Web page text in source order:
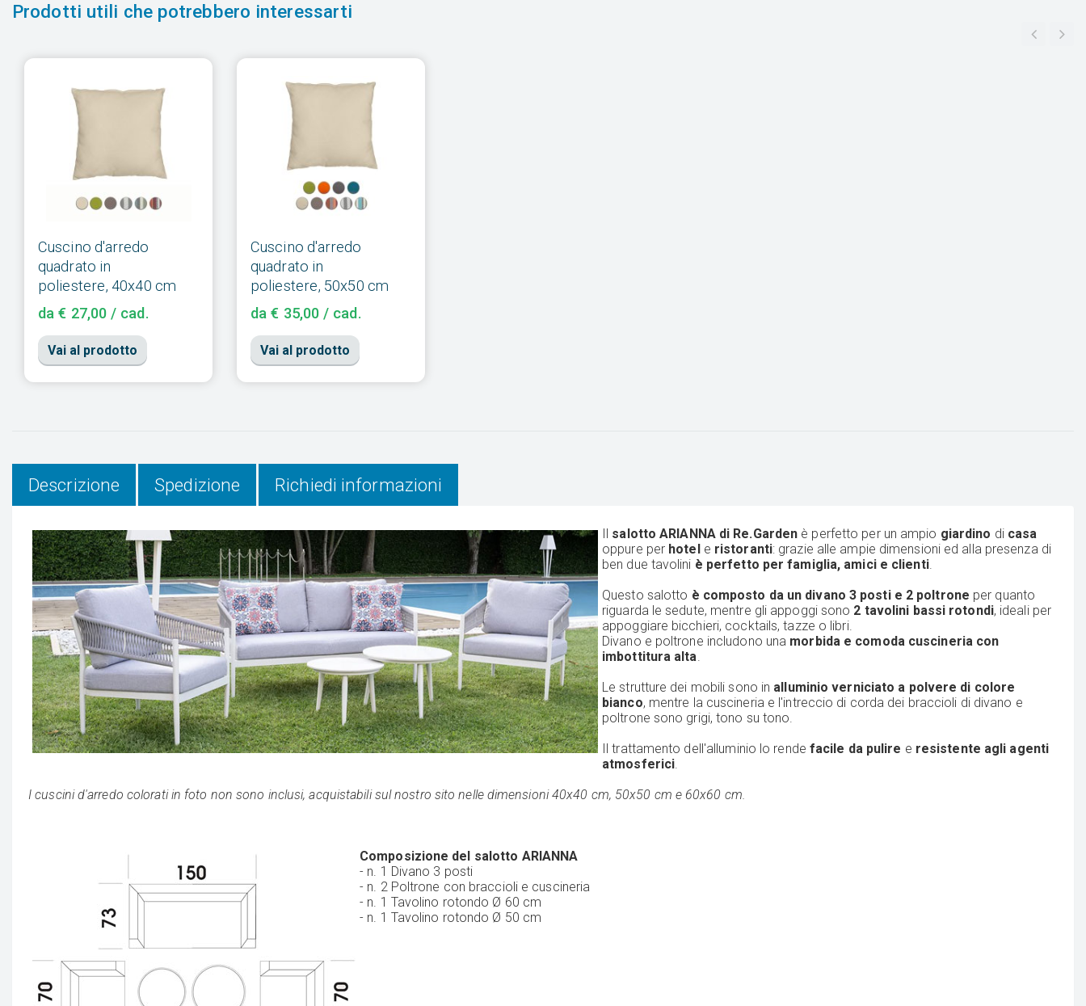
Prodotti utili che potrebbero interessarti
Cuscino d'arredo
quadrato in
poliestere, 40x40 cm
da € 27,00 / cad.
Vai al prodotto
Cuscino d'arredo
quadrato in
poliestere, 50x50 cm
da € 35,00 / cad.
Vai al prodotto
Descrizione Spedizione Richiedi informazioni
salotto ARIANNA di Re.Garden è perfetto per un ampio giardino di casa
oppure per hotel e ristoranti: grazie alle ampie dimensioni ed alla presenza di
ben due tavolini è perfetto per famiglia, amici e clienti.
Questo salotto è composto da un divano 3 posti e 2 poltrone per quanto
riguarda le sedute, mentre gli appoggi sono 2 tavolini bassi rotondi, ideali per
appoggiare bicchieri, cocktails, tazze o libri.
Divano e poltrone includono una morbida e comoda cuscineria con
imbottitura alta.
Le strutture dei mobili sono in alluminio verniciato a polvere di colore
bianco, mentre la cuscineria e l'intreccio di corda dei braccioli di divano e
poltrone sono grigi, tono su tono.
Il trattamento dell'alluminio lo rende facile da pulire e resistente agli agenti
atmosferici.
I cuscini d'arredo colorati in foto non sono inclusi, acquistabili sul nostro sito nelle dimensioni 40x40 cm, 50x50 cm e 60x60 cm.
Composizione del salotto ARIANNA
- n. 1 Divano 3 posti
- n. 2 Poltrone con braccioli e cuscineria
- n. 1 Tavolino rotondo Ø 60 cm
- n. 1 Tavolino rotondo Ø 50 cm